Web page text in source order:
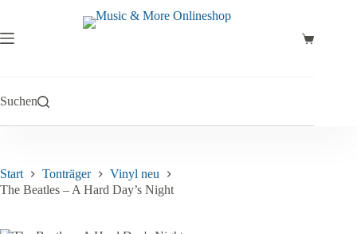
springen
Warenkorb
Suchen
Start Tonträger
Vinyl neu
The Beatles – A Hard Day’s Night